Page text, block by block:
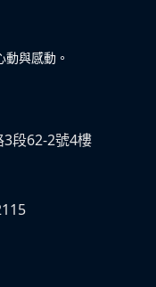
與感動。
段62-2號4樓